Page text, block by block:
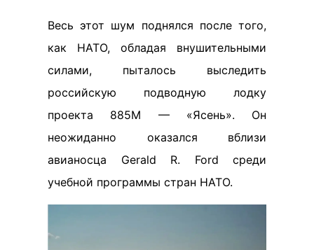
Весь этот шум поднялся после того,
как НАТО, обладая внушительными
силами, пыталось выследить
российскую подводную лодку
проекта 885М — «Ясень». Он
неожиданно оказался вблизи
авианосца Gerald R. Ford среди
учебной программы стран НАТО.